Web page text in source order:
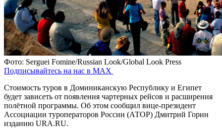
Фото: Serguei Fomine/Russian Look/Global Look Press
Подписывайтесь на нас в MAX
Стоимость туров в Доминиканскую Республику и Египет
будет зависеть от появления чартерных рейсов и расширения
полётной программы. Об этом сообщил вице-президент
Ассоциации туроператоров России (АТОР) Дмитрий Горин
изданию URA.RU.